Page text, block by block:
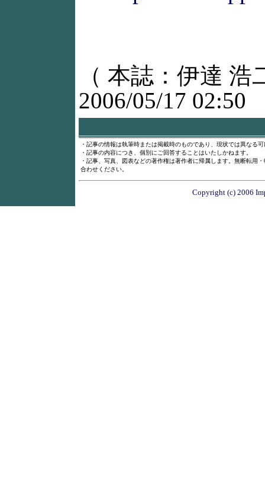
（ 本誌：伊達 浩
2006/05/17 02:50
・記事の情報は執筆時または掲載時のものであり、現状では異なる
・記事の内容につき、個別にご回答することはいたしかねます。
・記事、写真、図表などの著作権は著作者に帰属します。無断転用
合わせください。
Copyright (c) 2006